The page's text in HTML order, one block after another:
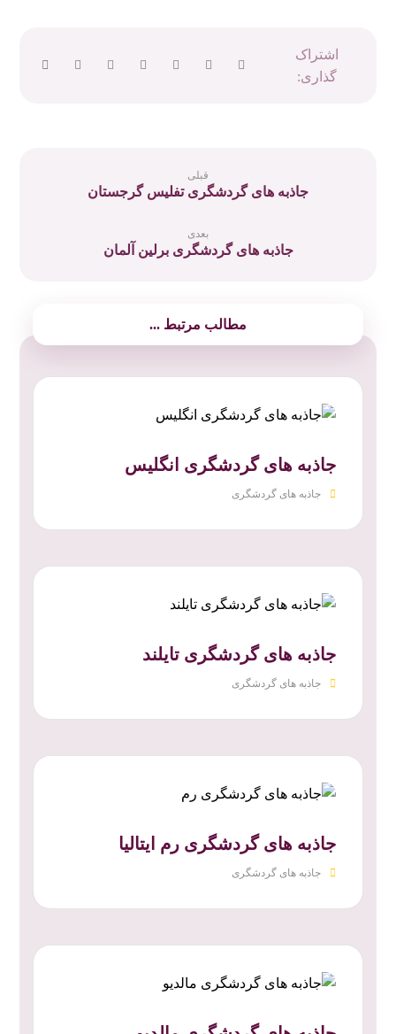
قبلی
جاذبه های گردشگری تفلیس گرجستان
بعدی
جاذبه های گردشگری برلین آلمان
مطالب مرتبط ...
جاذبه های گردشگری انگلیس
جاذبه های گردشگری
جاذبه های گردشگری تایلند
جاذبه های گردشگری
جاذبه های گردشگری رم ایتالیا
جاذبه های گردشگری